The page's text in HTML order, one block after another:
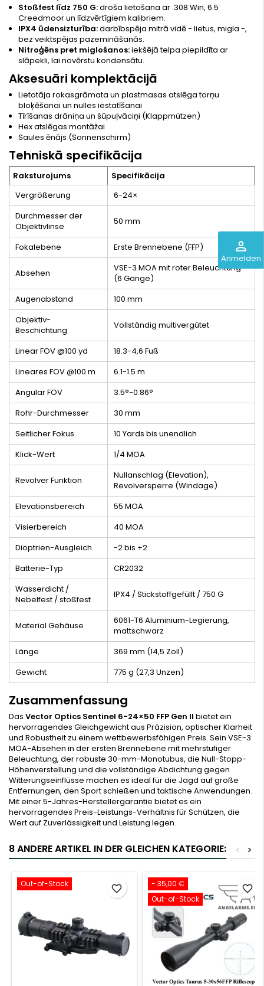
perm_identity
Anmelden
Stoßfest līdz 750 G:droša lietošana ar .308 Win, 6.5
Creedmoor un līdzvērtīgiem kalibriem.
IPX4 ūdensizturība:darbībspēja mitrā vidē - lietus, migla -,
bez veiktspējas pazemināšanās.
Nitroģēns pret miglošanos:iekšējā telpa piepildīta ar
slāpekli, lai novērstu kondensātu.
Aksesuāri komplektācijā
Lietotāja rokasgrāmata un plastmasas atslēga torņu
bloķēšanai un nulles iestatīšanai
Tīrīšanas drāniņa un šūpuļvāciņi (Klappmützen)
Hex atslēgas montāžai
Saules ēnājs (Sonnenschirm)
Tehniskā specifikācija
Raksturojums
Specifikācija
Vergrößerung
6-24×
Durchmesser der
Objektivlinse
50 mm
Fokalebene Erste Brennebene (FFP)
Absehen
VSE-3 MOA mit roter Beleuchtung
(6 Gänge)
Augenabstand
100 mm
Objektiv-
Beschichtung
Vollständig multivergütet
Linear FOV @100 yd
18.3-4,6 Fuß
Lineares FOV @100 m
6.1-1.5 m
Angular FOV
3.5°-0.86°
Rohr-Durchmesser
30 mm
Seitlicher Fokus
10 Yards bis unendlich
Klick-Wert
1/4 MOA
Revolver Funktion
Nullanschlag (Elevation),
Revolversperre (Windage)
Elevationsbereich
55 MOA
Visierbereich
40 MOA
Dioptrien-Ausgleich
-2 bis +2
Batterie-Typ
CR2032
Wasserdicht /
Nebelfest / stoßfest
IPX4 / Stickstoffgefüllt / 750 G
Material Gehäuse
6061-T6 Aluminium-Legierung,
mattschwarz
Länge
369 mm (14,5 Zoll)
Gewicht
775 g (27,3 Unzen)
Zusammenfassung
Das Vector Optics Sentinel 6-24×50 FFP Gen II bietet ein
hervorragendes Gleichgewicht aus Präzision, optischer Klarheit
und Robustheit zu einem wettbewerbsfähigen Preis. Sein VSE-3
MOA-Absehen in der ersten Brennebene mit mehrstufiger
Beleuchtung, der robuste 30-mm-Monotubus, die Null-Stopp-
Höhenverstellung und die vollständige Abdichtung gegen
Witterungseinflüsse machen es ideal für die Jagd auf große
Entfernungen, den Sport schießen und taktische Anwendungen.
Mit einer 5-Jahres-Herstellergarantie bietet es ein
hervorragendes Preis-Leistungs-Verhältnis für Schützen, die
Wert auf Zuverlässigkeit und Leistung legen.
8 ANDERE ARTIKEL IN DER GLEICHEN KATEGORIE: >
<
Out-of-Stock favorite_border
- 35,00 €
Out-of-Stock
favorite_border